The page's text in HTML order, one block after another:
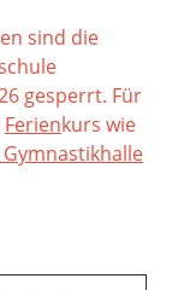
sind die
gesperrt. Für
Ferienkurs wie